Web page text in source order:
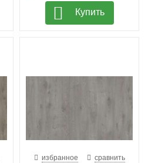
Купить
избранное сравнить